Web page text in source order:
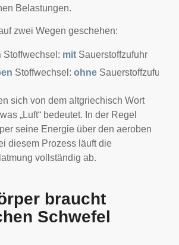
Belastungen.
zwei Wegen geschehen:
Stoffwechsel: mitSauerstoffzufuhr
Stoffwechsel: ohneSauerstoffzufuhr
sich von dem altgriechisch Wort
„Luft“ bedeutet. In der Regel
seine Energie über den aeroben
diesem Prozess läuft die
vollständig ab.
braucht
Schwefel